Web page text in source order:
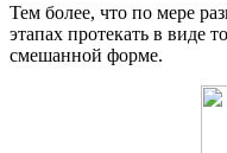
Тем более, что по мере
этапах протекать в виде
смешанной форме.